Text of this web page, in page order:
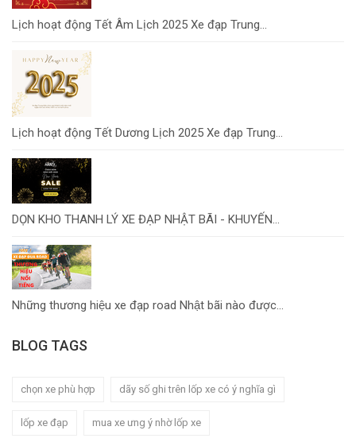
Lịch hoạt động Tết Âm Lịch 2025 Xe đạp Trung...
Lịch hoạt động Tết Dương Lịch 2025 Xe đạp Trung...
DỌN KHO THANH LÝ XE ĐẠP NHẬT BÃI - KHUYẾN...
Những thương hiệu xe đạp road Nhật bãi nào được...
BLOG TAGS
chọn xe phù hợp dãy số ghi trên lốp xe có ý nghĩa gì
lốp xe đạp mua xe ưng ý nhờ lốp xe